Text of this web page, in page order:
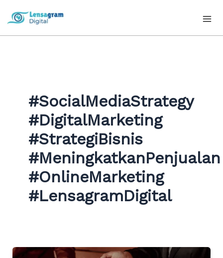
#SocialMediaStrategy
#DigitalMarketing
#StrategiBisnis
#MeningkatkanPenjualan
#OnlineMarketing
#LensagramDigital